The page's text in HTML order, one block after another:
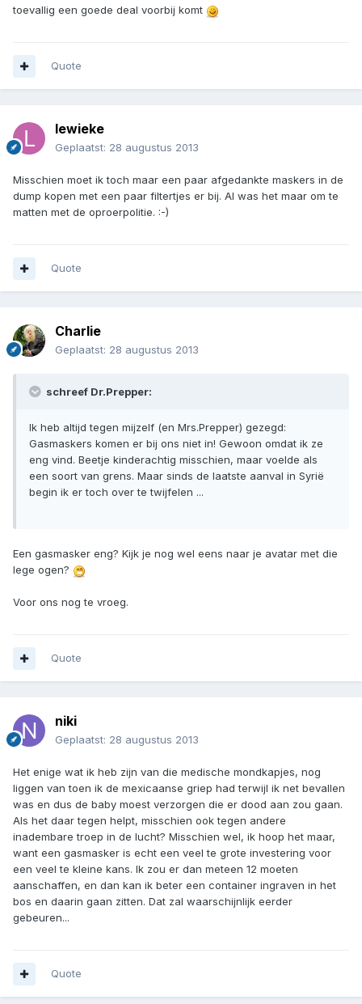
toevallig een goede deal voorbij komt
Quote
lewieke
Geplaatst: 28 augustus 2013
Misschien moet ik toch maar een paar afgedankte maskers in de
dump kopen met een paar filtertjes er bij. Al was het maar om te
matten met de oproerpolitie. :-)
Quote
Charlie
Geplaatst: 28 augustus 2013
schreef Dr.Prepper:
Ik heb altijd tegen mijzelf (en Mrs.Prepper) gezegd:
Gasmaskers komen er bij ons niet in! Gewoon omdat ik ze
eng vind. Beetje kinderachtig misschien, maar voelde als
een soort van grens. Maar sinds de laatste aanval in Syrië
begin ik er toch over te twijfelen ...
Een gasmasker eng? Kijk je nog wel eens naar je avatar met die
lege ogen?
Voor ons nog te vroeg.
Quote
niki
Geplaatst: 28 augustus 2013
Het enige wat ik heb zijn van die medische mondkapjes, nog
liggen van toen ik de mexicaanse griep had terwijl ik net bevallen
was en dus de baby moest verzorgen die er dood aan zou gaan.
Als het daar tegen helpt, misschien ook tegen andere
inadembare troep in de lucht? Misschien wel, ik hoop het maar,
want een gasmasker is echt een veel te grote investering voor
een veel te kleine kans. Ik zou er dan meteen 12 moeten
aanschaffen, en dan kan ik beter een container ingraven in het
bos en daarin gaan zitten. Dat zal waarschijnlijk eerder
gebeuren...
Quote